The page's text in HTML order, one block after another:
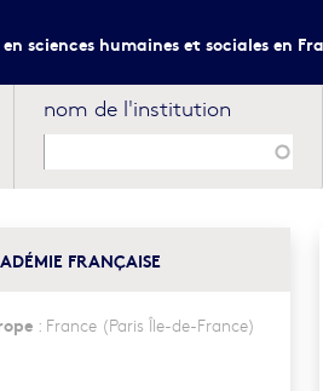
sciences humaines et sociales en
nom de l'institution
FRANÇAISE
: France(Paris Île-de-France)